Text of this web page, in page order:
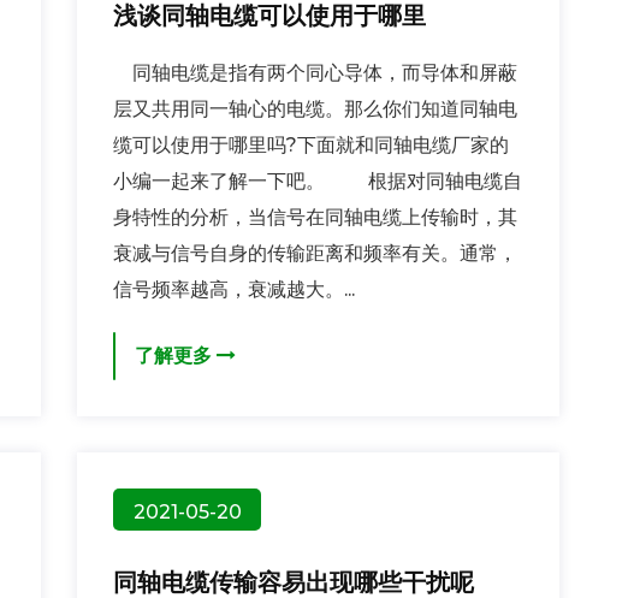
浅谈同轴电缆可以使用于哪里
同轴电缆是指有两个同心导体，而导体和屏蔽
层又共用同一轴心的电缆。那么你们知道同轴电
缆可以使用于哪里吗?下面就和同轴电缆厂家的
小编一起来了解一下吧。 根据对同轴电缆自
身特性的分析，当信号在同轴电缆上传输时，其
衰减与信号自身的传输距离和频率有关。通常，
信号频率越高，衰减越大。...
了解更多
2021-05-20
同轴电缆传输容易出现哪些干扰呢